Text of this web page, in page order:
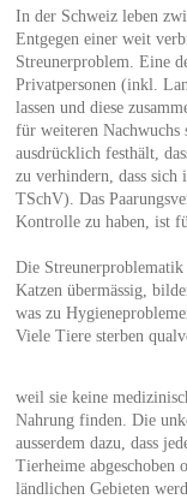
In der Schweiz leben
Entgegen einer weit
Streunerproblem. Eine
Privatpersonen (inkl.
lassen und diese
für weiteren Nachwuchs
ausdrücklich festhält,
zu verhindern, dass
TSchV). Das
Kontrolle zu haben, ist
Die
Katzen übermässig,
was zu
Viele Tiere sterben
weil sie keine
Nahrung finden. Die
ausserdem dazu, dass
Tierheime abgeschoben
ländlichen Gebieten